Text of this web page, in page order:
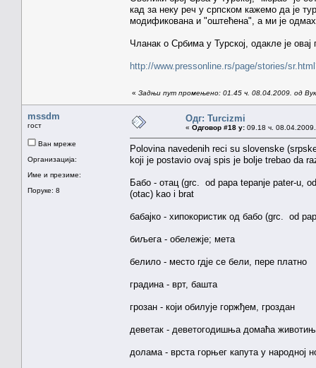
кад за неку реч у српском кажемо да је
модификована и "оштећена", а ми је
Чланак о Србима у Турској, одакле је
http://www.pressonline.rs/page/stories/
« Задњи пут промењено: 01.45 ч. 08.04.2009. од Вук
mssdm
гост
Ван мреже
Организација:
Име и презиме:
Поруке: 8
Одг: Turcizmi
« Одговор #18 у: 09.18 ч.
Polovina navedenih reci su slovenske
koji je postavio ovaj spis je bolje trebao da
Бабо - отац (grc. od papa tepanje pater-u,
(otac) kao i brat
бабајко - хипокористик од бабо (grc. od
биљега - обележје; мета
белило - место гдје се бели, пере платно
градина - врт, башта
грозан - који обилује горжђем, гроздан
деветак - деветогодишња домаћа
долама - врста горњег капута у